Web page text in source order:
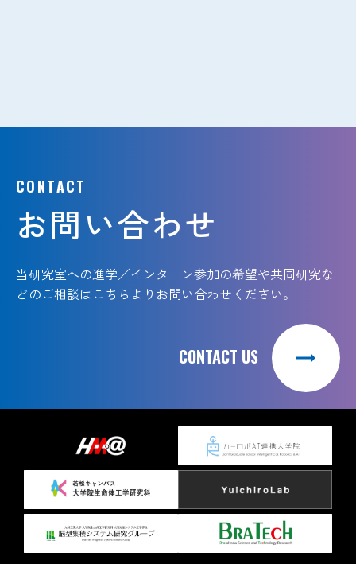
CONTACT
お問い合わせ
当研究室への進学／インターン参加の希望や共同研究な
どのご相談は こちらよりお問い合わせください。
CONTACT US